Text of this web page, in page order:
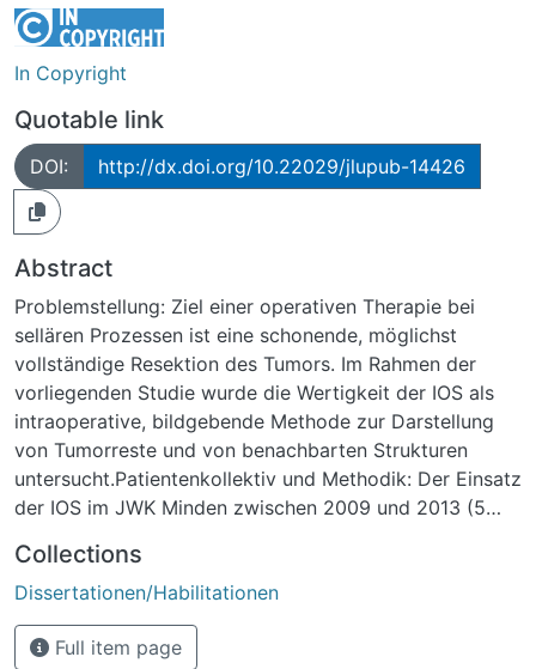
In Copyright
Quotable link
DOI: http://dx.doi.org/10.22029/jlupub-14426
Abstract
Problemstellung: Ziel einer operativen Therapie bei
sellären Prozessen ist eine schonende, möglichst
vollständige Resektion des Tumors. Im Rahmen der
vorliegenden Studie wurde die Wertigkeit der IOS als
intraoperative, bildgebende Methode zur Darstellung
von Tumorreste und von benachbarten Strukturen
untersucht.Patientenkollektiv und Methodik: Der Einsatz
der IOS im JWK Minden zwischen 2009 und 2013 (5
Operationen bei 264 Patienten mit transsphenoidaler,
mikrochirurgischer Operationen kam die IOS bei 146
Operationen zum Einsatz. Vollständige Daten lagen bei
113 Operationen von 107 Patienten (58m, 55w, Alter 14-
Collections
Dissertationen/Habilitationen
Full item page